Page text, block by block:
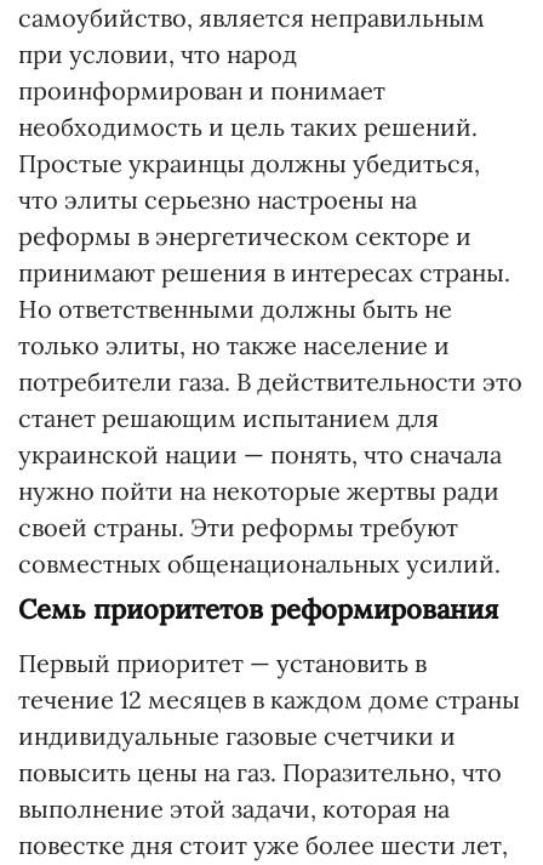
самоубийство, является неправильным
при условии, что народ
проинформирован и понимает
необходимость и цель таких решений.
Простые украинцы должны убедиться,
что элиты серьезно настроены на
реформы в энергетическом секторе и
принимают решения в интересах страны.
Но ответственными должны быть не
только элиты, но также население и
потребители газа. В действительности это
станет решающим испытанием для
украинской нации — понять, что сначала
нужно пойти на некоторые жертвы ради
своей страны. Эти реформы требуют
совместных общенациональных усилий.
Семь приоритетов реформирования
Первый приоритет — установить в
течение 12 месяцев в каждом доме страны
индивидуальные газовые счетчики и
повысить цены на газ. Поразительно, что
выполнение этой задачи, которая на
повестке дня стоит уже более шести лет,